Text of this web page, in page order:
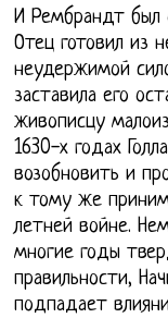
И Рембрандт был
Отец готовил из
неудержимой
заставила его
живописцу
1630-х годах
возобновить и
к тому же
летней войне.
многие годы
правильности,
подпадает